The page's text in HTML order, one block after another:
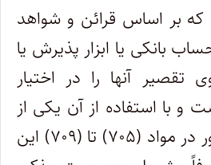
که بر اساس قرائن و شواهد
بانکی یا ابزار پذیرش یا
تقصیر آنها را در اختیار
و با استفاده از آن یکی از
اعمال مجرمانه مذکور در مواد (۷۰۵) تا (۷۰۹) این